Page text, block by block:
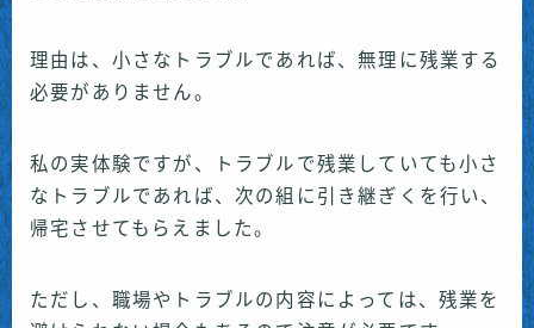
理由は、小さなトラブルであれば、無理に残業する
必要がありません。
私の実体験ですが、トラブルで残業していても小さ
なトラブルであれば、次の組に引き継ぎくを行い、
帰宅させてもらえました。
ただし、職場やトラブルの内容によっては、残業を